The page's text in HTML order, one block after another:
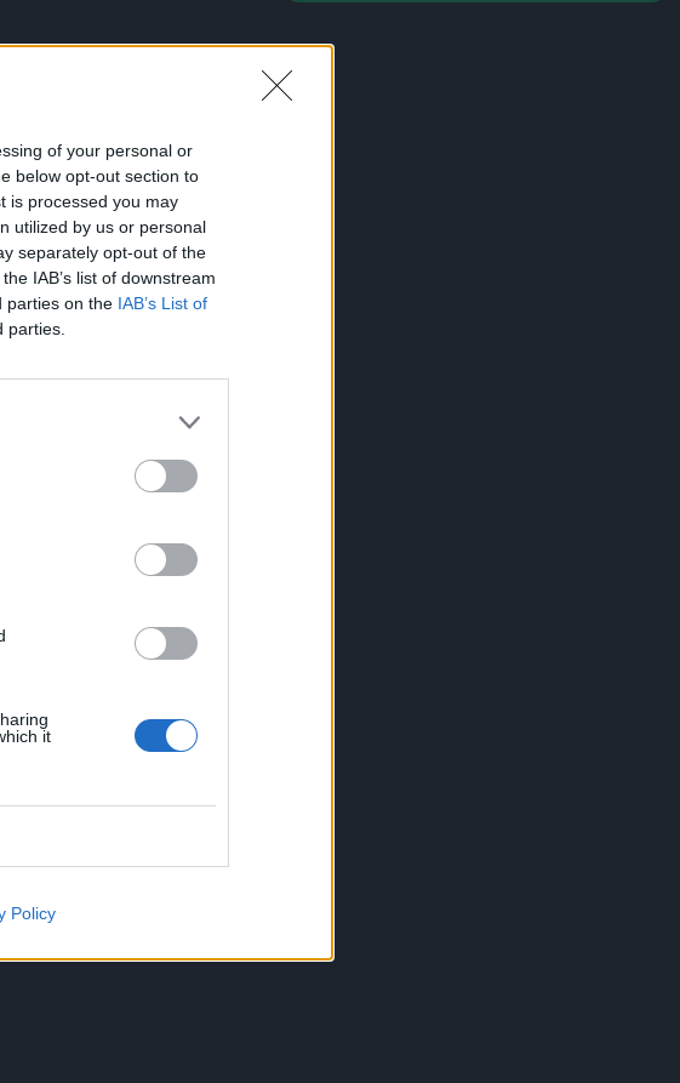
of your personal or
below opt-out section to
is processed you may
utilized by us or personal
separately opt-out of the
IAB’s list of downstream
parties on the IAB’s List of
parties.
it
Policy
Νίστρουπ: «Πρέπει παρά την πίεση, να
πάρουμε την πρόκριση»